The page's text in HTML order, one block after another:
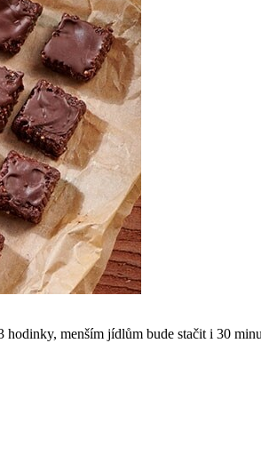
hodinky, menším jídlům bude stačit i 30